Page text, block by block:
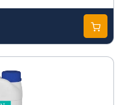
امتیاز5.00
از 5